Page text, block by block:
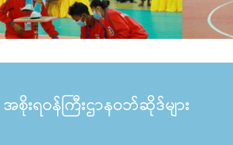
အစိုးရဝန်ကြီးဌာနဝဘ်ဆိုဒ်များ